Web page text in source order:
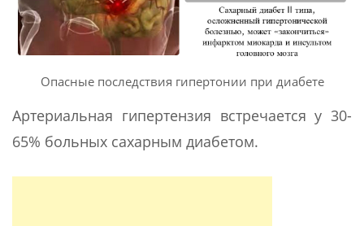
Опасные последствия гипертонии при диабете
Артериальная гипертензия встречается у 30-
65% больных сахарным диабетом.